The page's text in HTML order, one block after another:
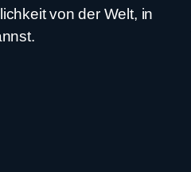
von der Welt, in